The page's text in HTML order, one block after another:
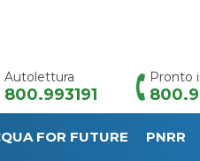
Autolettura
800.993191
Pronto
FOR FUTURE PNRR
AVVISI